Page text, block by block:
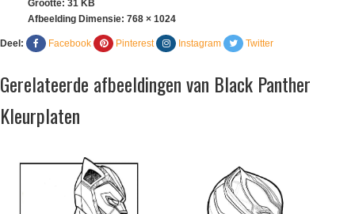
Grootte: 31 KB
Afbeelding Dimensie: 768 × 1024
Deel: Facebook Pinterest Instagram Twitter
Gerelateerde afbeeldingen van Black Panther
Kleurplaten